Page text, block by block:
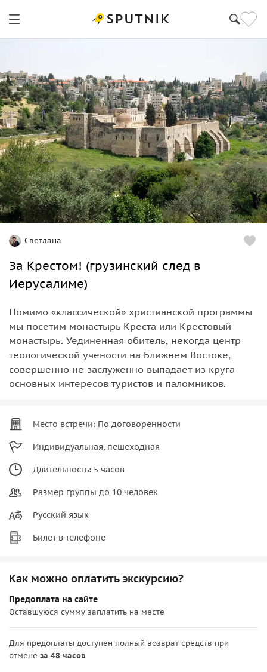
Светлана
За Крестом! (грузинский след в
Иерусалиме)
Помимо «классической» христианской программы
мы посетим монастырь Креста или Крестовый
монастырь. Уединенная обитель, некогда центр
теологической учености на Ближнем Востоке,
совершенно не заслуженно выпадает из круга
основных интересов туристов и паломников.
Место встречи: По договоренности
Индивидуальная, пешеходная
Длительность: 5 часов
Размер группы до 10 человек
Русский язык
Билет в телефоне
Как можно оплатить экскурсию?
Предоплата на сайте
Оставшуюся сумму заплатить на месте
Для предоплаты доступен полный возврат средств при
отмене за 48 часов